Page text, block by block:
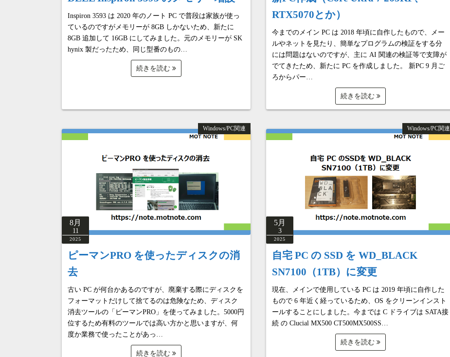
Inspiron 3593 は 2020 年のノート PC で普段は家族が使っ
ているのですがメモリーが 8GB しかないため、新たに
8GB 追加して 16GB にしてみました。元のメモリーが SK
hynix 製だったため、同じ型番のもの…
続きを読む
RTX5070とか）
今までのメイン PC は 2018 年頃に自作したもので、メー
ルやネットを見たり、簡単なプログラムの検証をする分
には問題はないのですが、主に AI 関連の検証等で支障が
でてきたため、新たに PC を作成しました。 新PC 9 月ご
ろからパー…
続きを読む
Windows/PC関連
8月
11
2025
ピーマンPRO を使ったディスクの消
去
古い PC が何台かあるのですが、廃棄する際にディスクを
フォーマットだけして捨てるのは危険なため、ディスク
消去ツールの「ピーマンPRO」を使ってみました。5000円
位するため有料のツールでは高い方かと思いますが、何
度か業務で使ったことがあっ…
続きを読む
Windows/PC関連
5月
3
2025
自宅 PC の SSD を WD_BLACK
SN7100（1TB）に変更
現在、メインで使用している PC は 2019 年頃に自作した
もので 6 年近く経っているため、OS をクリーンインスト
ールすることにしました。今までは C ドライブは SATA接
続 の Clucial MX500 CT500MX500SS…
続きを読む